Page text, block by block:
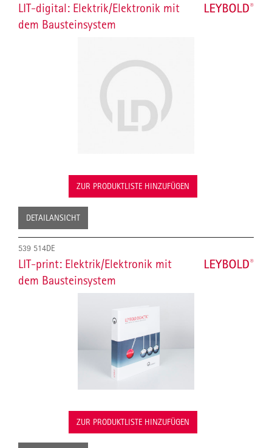
LIT-digital: Elektrik/Elektronik mit
dem Bausteinsystem
ZUR PRODUKTLISTE HINZUFÜGEN
DETAILANSICHT
539 514DE
LIT-print: Elektrik/Elektronik mit
dem Bausteinsystem
ZUR PRODUKTLISTE HINZUFÜGEN